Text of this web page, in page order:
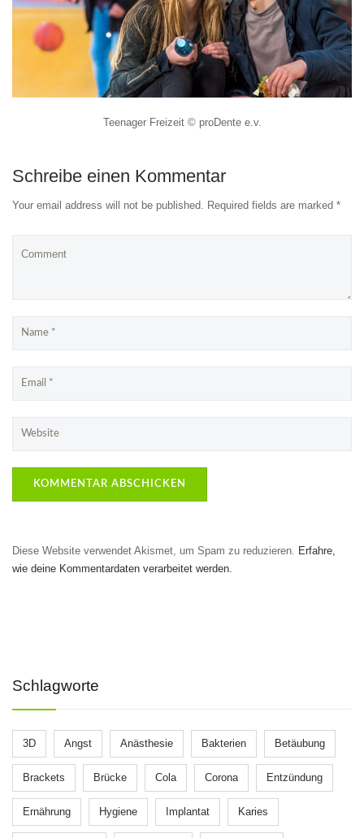
Teenager Freizeit © proDente e.v.
Schreibe einen Kommentar
Your email address will not be published. Required fields are marked *
Diese Website verwendet Akismet, um Spam zu reduzieren. Erfahre,
wie deine Kommentardaten verarbeitet werden.
Schlagworte
3D Angst Anästhesie Bakterien Betäubung
Brackets Brücke Cola Corona Entzündung
Ernährung Hygiene Implantat Karies